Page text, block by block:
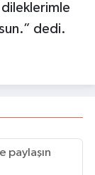
dileklerimle
dedi.